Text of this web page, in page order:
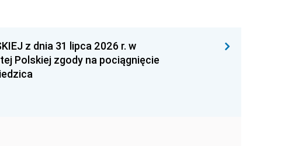
z dnia 31 lipca 2026 r. w
Polskiej zgody na pociągnięcie